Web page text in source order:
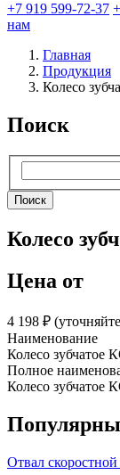
+7 919 599-72-37
нам
Главная
Продукция
Колесо
Поиск
Поиск
Колесо
Цена от
4 198 ₽︁
Наименование
Колесо зубчатое
Полное
Колесо зубчатое
Отвал